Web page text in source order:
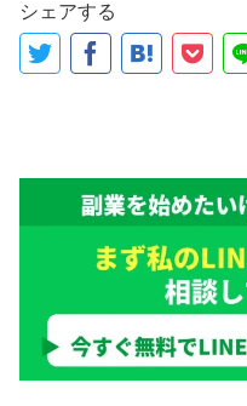
シェアする